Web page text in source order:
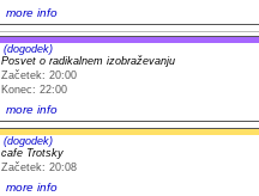
more info
(dogodek)
Posvet o radikalnem izobraževanju
Začetek: 20:00
Konec: 22:00
more info
(dogodek)
cafe Trotsky
Začetek: 20:08
more info